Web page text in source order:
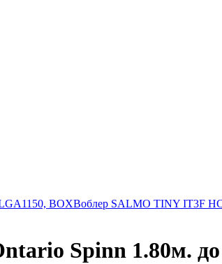
BOXВоблер SALMO TINY IT3F
Spinn 1.80м. до